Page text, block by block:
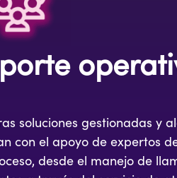
soluciones gestionadas y
con el apoyo de expertos
desde el manejo de